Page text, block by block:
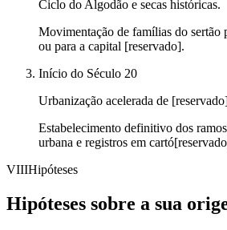
Ciclo do Algodão e secas históricas.
Movimentação de famílias do sertão
ou para a capital [reservado].
Início do Século 20
Urbanização acelerada de
Estabelecimento definitivo dos
urbana e registros em
VIIIHipóteses
Hipóteses sobre a sua